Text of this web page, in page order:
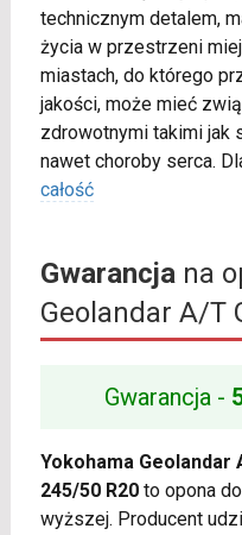
technicznym detalem,
życia w przestrzeni
miastach, do którego
jakości, może mieć
zdrowotnymi takimi jak
nawet choroby serca.
całość
Gwarancjana
Geolandar A/T
Gwarancja -
Yokohama Geolandar
245/50 R20to opona
wyższej. Producent